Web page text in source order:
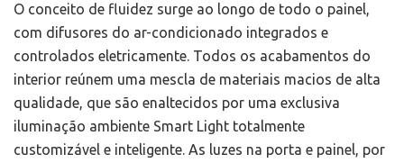
O conceito de fluidez surge ao longo de todo o painel,
com difusores do ar-condicionado integrados e
controlados eletricamente. Todos os acabamentos do
interior reúnem uma mescla de materiais macios de alta
qualidade, que são enaltecidos por uma exclusiva
iluminação ambiente Smart Light totalmente
customizável e inteligente. As luzes na porta e painel, por